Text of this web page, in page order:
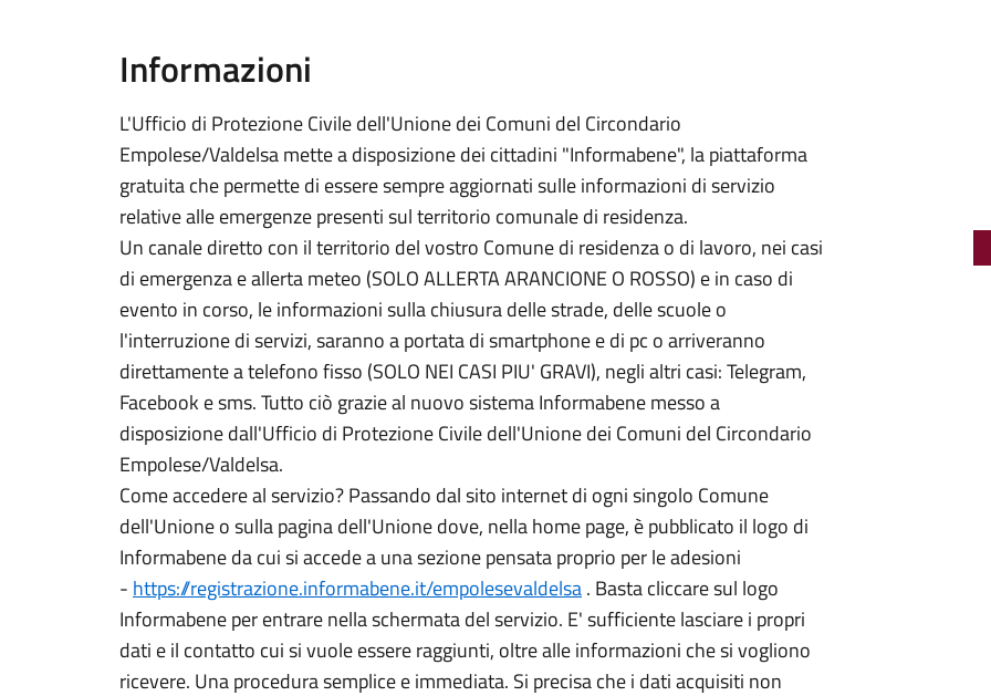
Informazioni
L'Ufficio di Protezione Civile dell'Unione dei Comuni del Circondario
Empolese/Valdelsa mette a disposizione dei cittadini "Informabene", la piattaforma
gratuita che permette di essere sempre aggiornati sulle informazioni di servizio
relative alle emergenze presenti sul territorio comunale di residenza.
Un canale diretto con il territorio del vostro Comune di residenza o di lavoro, nei casi
di emergenza e allerta meteo (SOLO ALLERTA ARANCIONE O ROSSO) e in caso di
evento in corso, le informazioni sulla chiusura delle strade, delle scuole o
l'interruzione di servizi, saranno a portata di smartphone e di pc o arriveranno
direttamente a telefono fisso (SOLO NEI CASI PIU' GRAVI), negli altri casi: Telegram,
Facebook e sms. Tutto ciò grazie al nuovo sistema Informabene messo a
disposizione dall'Ufficio di Protezione Civile dell'Unione dei Comuni del Circondario
Empolese/Valdelsa.
Come accedere al servizio? Passando dal sito internet di ogni singolo Comune
dell'Unione o sulla pagina dell'Unione dove, nella home page, è pubblicato il logo di
Informabene da cui si accede a una sezione pensata proprio per le adesioni
- https://registrazione.informabene.it/empolesevaldelsa. Basta cliccare sul logo
Informabene per entrare nella schermata del servizio. E' sufficiente lasciare i propri
dati e il contatto cui si vuole essere raggiunti, oltre alle informazioni che si vogliono
ricevere. Una procedura semplice e immediata. Si precisa che i dati acquisiti non